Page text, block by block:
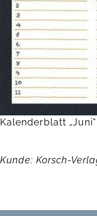
Kalenderblatt „Juni“
Kunde: Korsch-